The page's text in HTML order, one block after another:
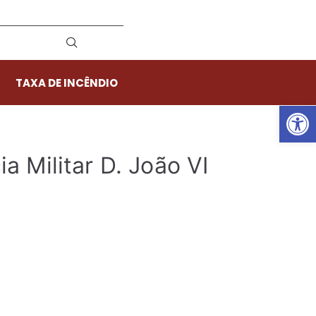
TAXA DE INCÊNDIO
Militar D. João VI